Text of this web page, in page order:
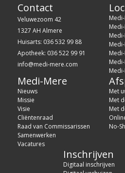
Contact
Veluwezoom 42
1327 AH Almere
Huisarts: 036 532 99 88
Apotheek: 036 522 99 91
info@medi-mere.com
Medi-Mere
Nieuws
Missie
Visie
Cliëntenraad
Raad van Commissarissen
Samenwerken
Vacatures
Met
Met
Met
No-
Inschrijven
Digitaal inschrijven